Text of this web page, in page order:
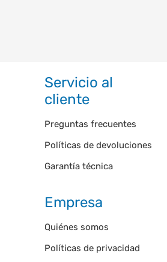
Servicio al
cliente
Preguntas frecuentes
Políticas de devoluciones
Garantía técnica
Empresa
Quiénes somos
Políticas de privacidad